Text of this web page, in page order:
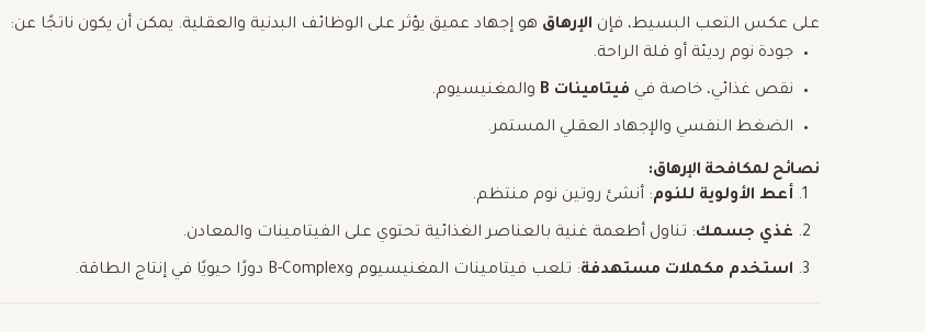
على عكس التعب البسيط، فإن الإرهاق هو إجهاد عميق يؤثر على الوظائف البدنية والعقلية. يمكن أن يكون ناتجًا عن:
جودة نوم رديئة أو قلة الراحة.
نقص غذائي، خاصة في فيتامينات B والمغنيسيوم.
الضغط النفسي والإجهاد العقلي المستمر.
نصائح لمكافحة الإرهاق:
أعط الأولوية للنوم: أنشئ روتين نوم منتظم.
غذي جسمك: تناول أطعمة غنية بالعناصر الغذائية تحتوي على الفيتامينات والمعادن.
استخدم مكملات مستهدفة: تلعب فيتامينات المغنيسيوم وB-Complex دورًا حيويًا في إنتاج الطاقة.